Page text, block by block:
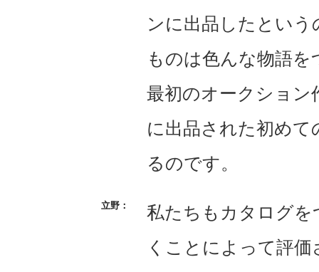
ンに出品したとい
ものは色んな物語
最初のオークション
に出品された初め
るのです。
私たちもカタログ
くことによって評